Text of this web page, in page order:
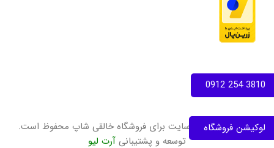
3810 254 0912
لوکیشن فروشگاه
تمامی حقوق این سایت برای فروشگاه خالقی شاپ محفوظ است.
توسعه و پشتیبانی آرت لیو